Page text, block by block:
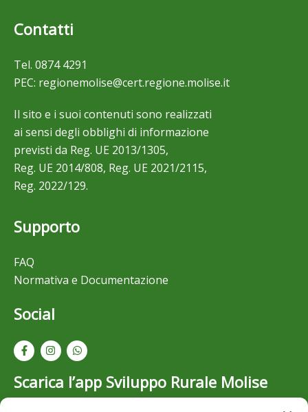
Contatti
Tel. 0874 4291
PEC: regionemolise@cert.regione.molise.it
Il sito e i suoi contenuti sono realizzati
ai sensi degli obblighi di informazione
previsti da Reg. UE 2013/1305,
Reg. UE 2014/808, Reg. UE 2021/2115,
Reg. 2022/129.
Supporto
FAQ
Normativa e Documentazione
Social
Scarica l’app Sviluppo Rurale Molise